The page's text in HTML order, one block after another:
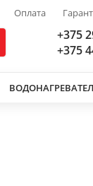
Оплата
+375
+375